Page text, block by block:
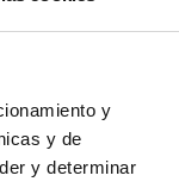
y
y de
y determinar